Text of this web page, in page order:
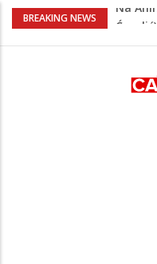
BREAKING NEWS
FIFA
Meso